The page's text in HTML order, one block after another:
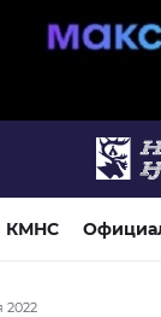
КМНС
2022